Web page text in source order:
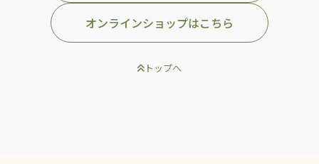
オンラインショップはこちら
トップへ